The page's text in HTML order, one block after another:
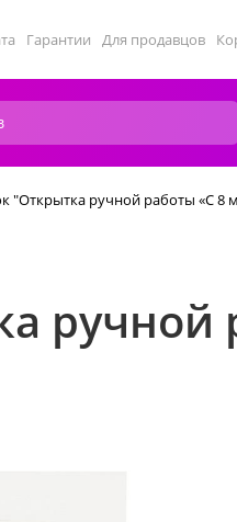
Гарантии Для продавцов
"Открытка ручной работы «С 8
ручной